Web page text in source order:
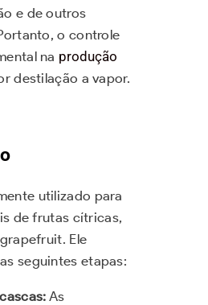
e de outros
o controle
na produção
destilação a vapor.
utilizado para
de frutas cítricas,
Ele
seguintes etapas:
As